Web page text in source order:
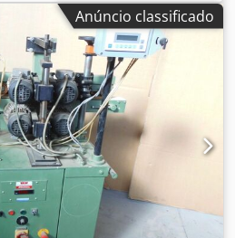
ou tintas de poliuretano de
e materiais similares. 2 rolos
inclinação, as escovas rotativas,
perfeito das superfícies
'REVERSE', que suaviza o
com materiais pesados como
etc. Comprimento dos 2
rolo: 300 mm Comprimento
Largura útil de trabalho: 1300
120 mm Motor: 15 hp x 2
de 950 mm a 1180 mm
200 mm Dimensões totais:
2500 kg
Anúncio classificado